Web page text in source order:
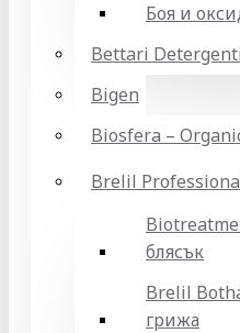
Боя и
Bettari Detergenti
Bigen
Biosfera –
Brelil
блясък
Brelil
грижа